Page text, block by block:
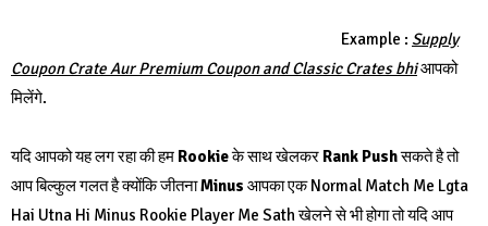
Example : Supply
Coupon Crate Aur Premium Coupon and Classic Crates bhiआपको
मिलेंगे.
यदि आपको यह लग रहा की हम Rookieके साथ खेलकर Rank Pushसकते है तो
आप बिल्कुल गलत है क्योंकि जीतनाMinus आपका एक Normal Match Me Lgta
Hai Utna Hi Minus Rookie Player Me Sath खेलने से भी होगा तो यदि आप